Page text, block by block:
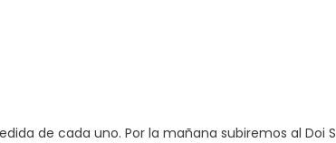
de cada uno. Por la mañana subiremos al